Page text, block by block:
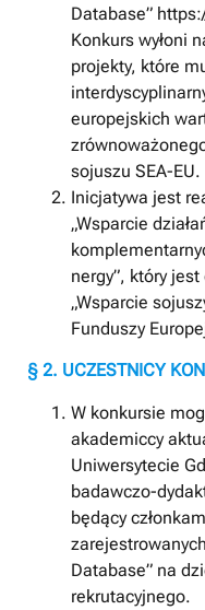
Database”
Konkurs wyłoni
projekty, które
europejskich
sojuszu SEA-EU.
Inicjatywa jest
„Wsparcie
nergy”, który
„Wsparcie
Funduszy
§ 2. UCZESTNICY
W konkursie
akademiccy
Uniwersytecie
badawczo-
będący
Database” na
rekrutacyjnego.